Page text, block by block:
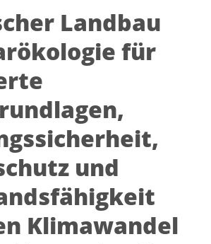
Landbau
für
und
Klimawandel